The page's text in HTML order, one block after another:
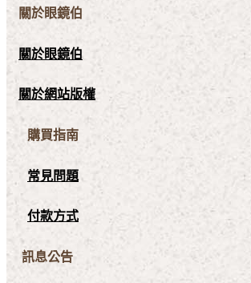
關於眼鏡伯
關於眼鏡伯
關於網站版權
購買指南
常見問題
付款方式
訊息公告